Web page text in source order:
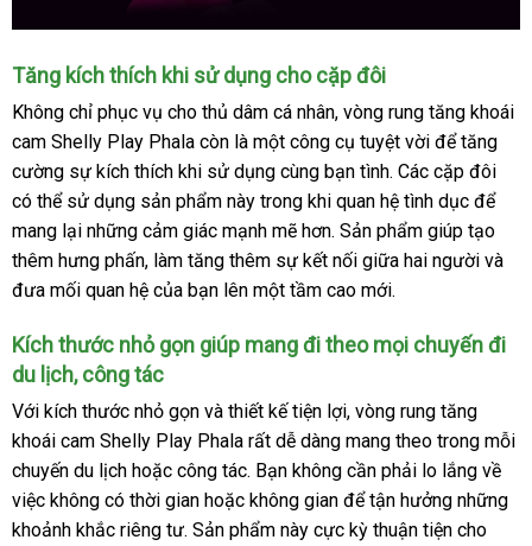
Vòng
rung
tăng
khoái
cảm
Shelly
Play
Phala
cao
cấp
Chúng
tôi
Tăng kích thích khi sử dụng cho cặp đôi
Không chỉ bảng
giá
phục vụ cho thủ dâm cá nhânnhận
hàng
, vòng rung tăng khoái
cam Shelly Play Phala còn là một công cụ tuyệt vời nhập
khẩu
để tăng
cường sự kích thích khi sử dụng cùng bạn tìnhthanh
lý
. Các cặp đôi
có thể sử dụng sản phẩm này trong khi quan hệ tình dục nơi
bán
để
mang lại giảm
giá
những cảm giác mạnh mẽ hơnđịa
chỉ
. Sản phẩm giúp tạo
thêm hưng phấncũ
, làm tăng thêm sự kết nối giữa hai người Thái
và
đưa mối quan hệ mới
của bạn lên một tầm cao mới.
Kích thước nhỏ gọn giúp mang đi theophản
mọi chuyến đi
du lịchkhuyến
mãi
, công tác
Với kích thước nhỏ gọn tốt
nhất
và thiết kế tiện lợixưởng
, vòng rung tăng
khoái cam Shelly Play Phala qua
app
rất dễ dàng mang theo trong mỗi
chuyến du lịch bền
hoặc công tácTrung
Quốc
. Bạn không cần phải lo lắng về
việc không có thời gian thanh
lý
hoặc không gian khuyến
mãi
để tận hưởng địa
chỉ
những
khoảnh khắc xưởng
riêng tưbền
. Sản phẩm này cực kỳ thuận tiện cho